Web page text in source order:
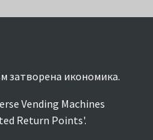
затворена икономика.
Vending Machines
Return Points'.